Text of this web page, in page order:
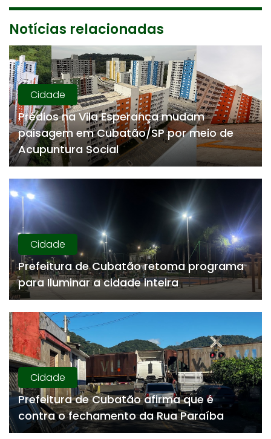
Notícias relacionadas
Cidade
Prédios na Vila Esperança mudam
paisagem em Cubatão/SP por meio de
Acupuntura Social
Cidade
Prefeitura de Cubatão retoma programa
para Iluminar a cidade inteira
Cidade
Prefeitura de Cubatão afirma que é
contra o fechamento da Rua Paraíba